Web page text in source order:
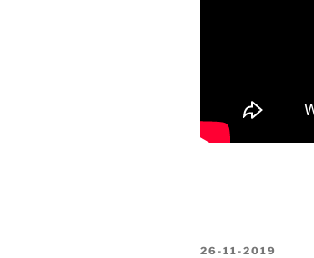
VERÖFFENTLICHT
26-11-2019